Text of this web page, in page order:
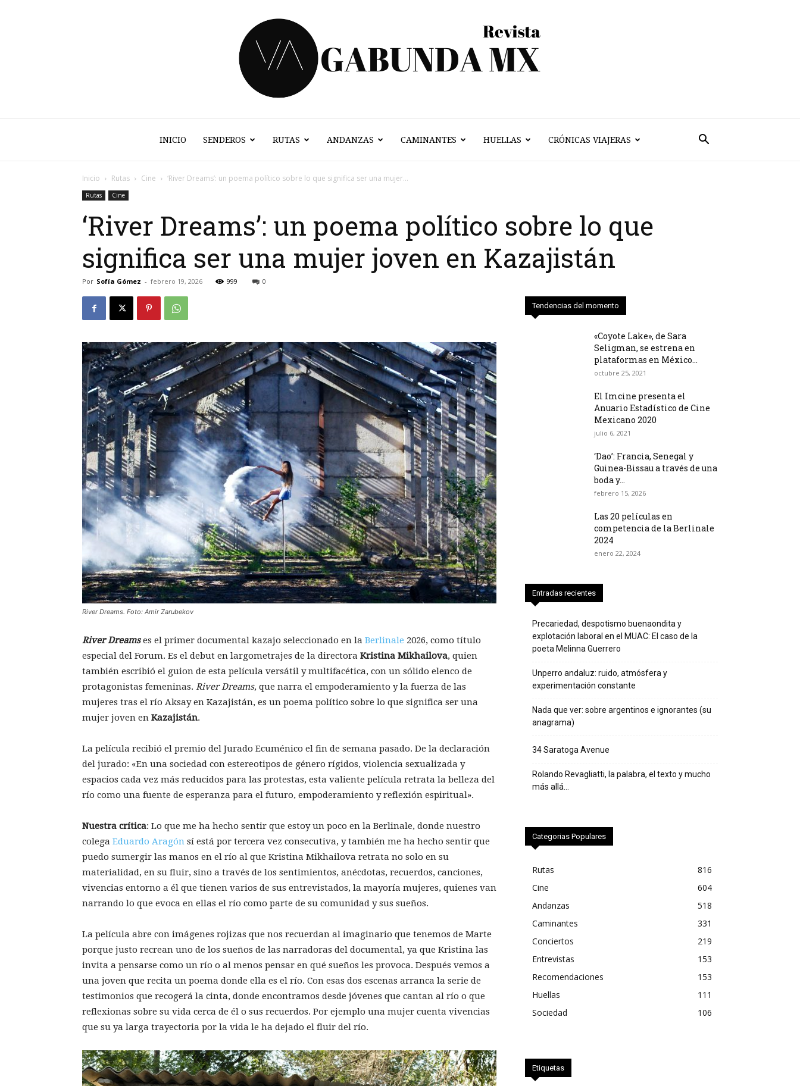
Vagabunda
INICIO SENDEROS RUTAS ANDANZAS CAMINANTES HUELLAS CRÓNICAS VIAJERAS
Inicio Rutas Cine ‘River Dreams’: un poema político sobre lo que significa ser una mujer...
Rutas Cine
‘River Dreams’: un poema político sobre lo que
significa ser una mujer joven en Kazajistán
Por Sofía Gómez - febrero 19, 2026 999 0
River Dreams. Foto: Amir Zarubekov
River Dreamses el primer documental kazajo seleccionado en la Berlinale 2026, como título
especial del Forum. Es el debut en largometrajes de la directora Kristina Mikhailova, quien
también escribió el guion de esta película versátil y multifacética, con un sólido elenco de
protagonistas femeninas. River Dreams, que narra el empoderamiento y la fuerza de las
mujeres tras el río Aksay en Kazajistán, es un poema político sobre lo que significa ser una
mujer joven en Kazajistán.
La película recibió el premio del Jurado Ecuménico el fin de semana pasado. De la declaración
del jurado: «En una sociedad con estereotipos de género rígidos, violencia sexualizada y
espacios cada vez más reducidos para las protestas, esta valiente película retrata la belleza del
río como una fuente de esperanza para el futuro, empoderamiento y reflexión espiritual».
Nuestra crítica: Lo que me ha hecho sentir que estoy un poco en la Berlinale, donde nuestro
colega Eduardo Aragón sí está por tercera vez consecutiva, y también me ha hecho sentir que
puedo sumergir las manos en el río al que Kristina Mikhailova retrata no solo en su
materialidad, en su fluir, sino a través de los sentimientos, anécdotas, recuerdos, canciones,
vivencias entorno a él que tienen varios de sus entrevistados, la mayoría mujeres, quienes van
narrando lo que evoca en ellas el río como parte de su comunidad y sus sueños.
La película abre con imágenes rojizas que nos recuerdan al imaginario que tenemos de Marte
porque justo recrean uno de los sueños de las narradoras del documental, ya que Kristina las
invita a pensarse como un río o al menos pensar en qué sueños les provoca. Después vemos a
una joven que recita un poema donde ella es el río. Con esas dos escenas arranca la serie de
testimonios que recogerá la cinta, donde encontramos desde jóvenes que cantan al río o que
reflexionas sobre su vida cerca de él o sus recuerdos. Por ejemplo una mujer cuenta vivencias
que su ya larga trayectoria por la vida le ha dejado el fluir del río.
Tendencias del momento
«Coyote Lake», de Sara
Seligman, se estrena en
plataformas en México...
octubre 25, 2021
El Imcine presenta el
Anuario Estadístico de Cine
Mexicano 2020
julio 6, 2021
‘Dao’: Francia, Senegal y
Guinea-Bissau a través de una
boda y...
febrero 15, 2026
Las 20 películas en
competencia de la Berlinale
2024
enero 22, 2024
Entradas recientes
Precariedad, despotismo buenaondita y
explotación laboral en el MUAC: El caso de la
poeta Melinna Guerrero
Unperro andaluz: ruido, atmósfera y
experimentación constante
Nada que ver: sobre argentinos e ignorantes (su
anagrama)
34 Saratoga Avenue
Rolando Revagliatti, la palabra, el texto y mucho
más allá…
Categorias Populares
Rutas
816
Cine
604
Andanzas
518
Caminantes
331
Conciertos
219
Entrevistas
153
Recomendaciones
153
Huellas
111
Sociedad
106
Etiquetas